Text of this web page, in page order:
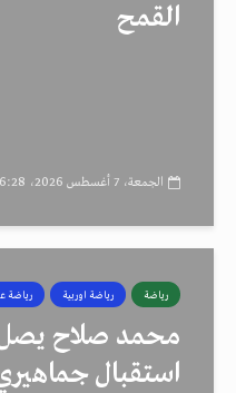
القمح
الجمعة، 7 أغسطس 2026، 6:28 ص
رياضة رياضة اوربية رياضة
محمد صلاح
استقبال